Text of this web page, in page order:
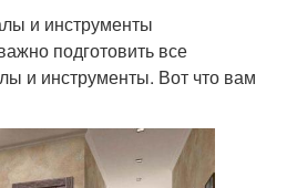
и инструменты
подготовить все
и инструменты. Вот что вам